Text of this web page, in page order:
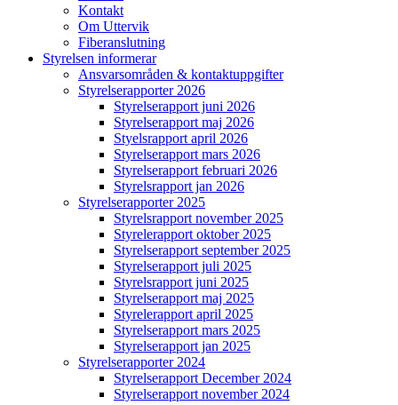
Kontakt
Om Uttervik
Fiberanslutning
Styrelsen informerar
Ansvarsområden & kontaktuppgifter
Styrelserapporter 2026
Styrelserapport juni 2026
Styrelserapport maj 2026
Styelsrapport april 2026
Styrelserapport mars 2026
Styrelserapport februari 2026
Styrelsrapport jan 2026
Styrelserapporter 2025
Styrelsrapport november 2025
Styrelerapport oktober 2025
Styrelserapport september 2025
Styrelserapport juli 2025
Styrelsrapport juni 2025
Styrelserapport maj 2025
Styrelerapport april 2025
Styrelserapport mars 2025
Styrelserapport jan 2025
Styrelserapporter 2024
Styrelserapport December 2024
Styrelserapport november 2024